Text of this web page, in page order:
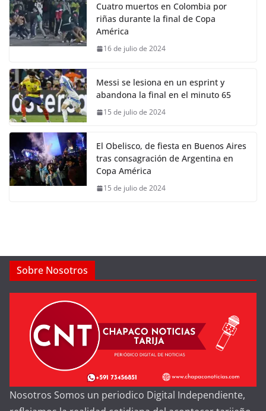
Cuatro muertos en Colombia por
riñas durante la final de Copa
América
16 de julio de 2024
Messi se lesiona en un esprint y
abandona la final en el minuto 65
15 de julio de 2024
El Obelisco, de fiesta en Buenos Aires
tras consagración de Argentina en
Copa América
15 de julio de 2024
Sobre Nosotros
Nosotros Somos un periodico Digital Independiente,